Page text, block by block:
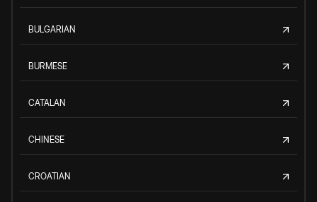
BULGARIAN
BURMESE
CATALAN
CHINESE
CROATIAN